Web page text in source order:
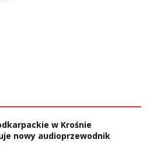
w Krośnie
nowy audioprzewodnik